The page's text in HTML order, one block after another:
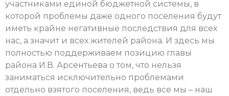
участниками единой бюджетной системы, в
которой проблемы даже одного поселения будут
иметь крайне негативные последствия для всех
нас, а значит и всех жителей района. И здесь мы
полностью поддерживаем позицию главы
района И.В. Арсентьева о том, что нельзя
заниматься исключительно проблемами
отдельно взятого поселения, ведь все мы – наш